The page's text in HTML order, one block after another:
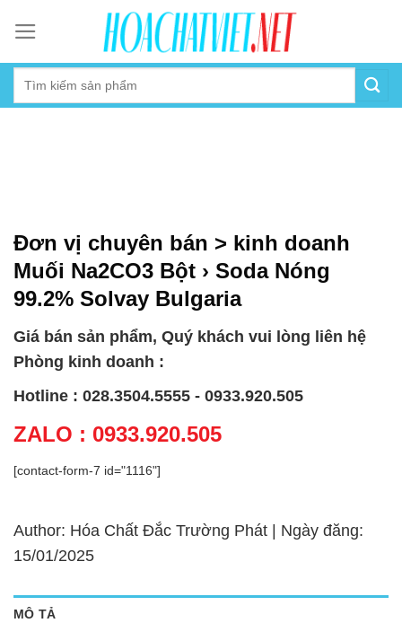
content
Đơn vị chuyên bán > kinh doanh
Muối Na2CO3 Bột › Soda Nóng
99.2% Solvay Bulgaria
Giá bán sản phẩm, Quý khách vui lòng liên hệ
Phòng kinh doanh :
Hotline : 028.3504.5555 - 0933.920.505
ZALO : 0933.920.505
[contact-form-7 id="1116"]
Author: Hóa Chất Đắc Trường Phát | Ngày đăng:
15/01/2025
MÔ TẢ